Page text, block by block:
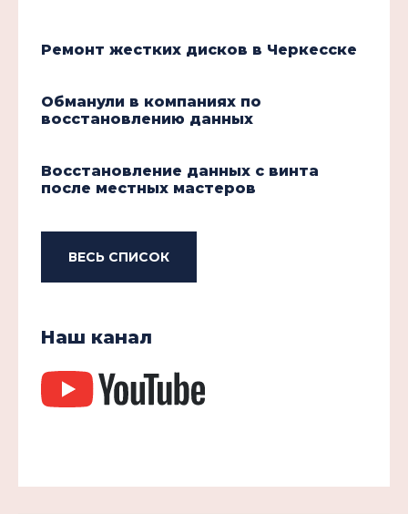
Ремонт жестких дисков в Черкесске
Обманули в компаниях по
восстановлению данных
Восстановление данных с винта
после местных мастеров
ВЕСЬ СПИСОК
Наш канал